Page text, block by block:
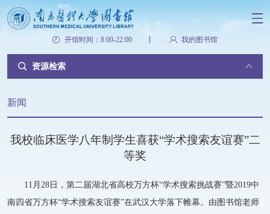
开馆时间：8:00-22:00 我的图书馆
资源检索
新闻
我校临床医学八年制学生喜获“学术搜索友谊赛”二
等奖
11月28日，第二届湖北省高校万方杯“学术搜索挑战赛”暨2019中
南四省万方杯“学术搜索友谊赛”在武汉大学落下帷幕。由图书馆老师